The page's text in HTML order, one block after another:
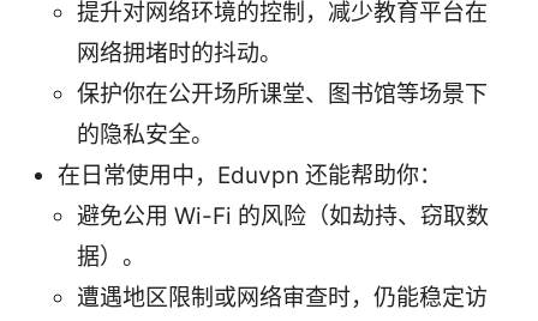
提升对网络环境的控制，减少教育平台在
网络拥堵时的抖动。
保护你在公开场所课堂、图书馆等场景下
的隐私安全。
在日常使用中，Eduvpn 还能帮助你：
避免公用 Wi-Fi 的风险（如劫持、窃取数
据）。
遭遇地区限制或网络审查时，仍能稳定访